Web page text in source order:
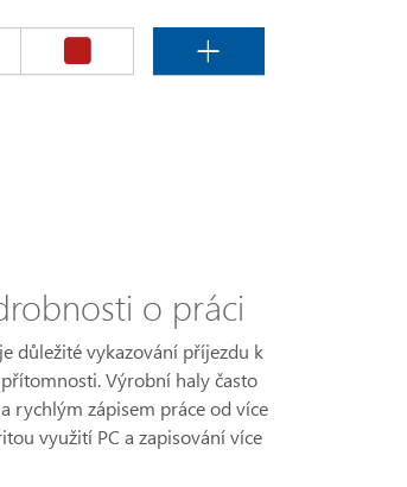
o práci
důležité vykazování příjezdu k
Výrobní haly často
rychlým zápisem práce od více
využití PC a zapisování více